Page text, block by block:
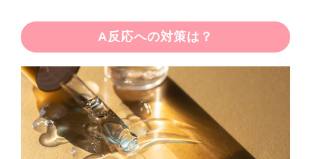
A反応への対策は？